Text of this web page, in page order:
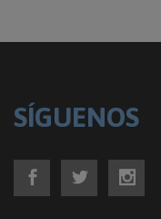
SÍGUENOS